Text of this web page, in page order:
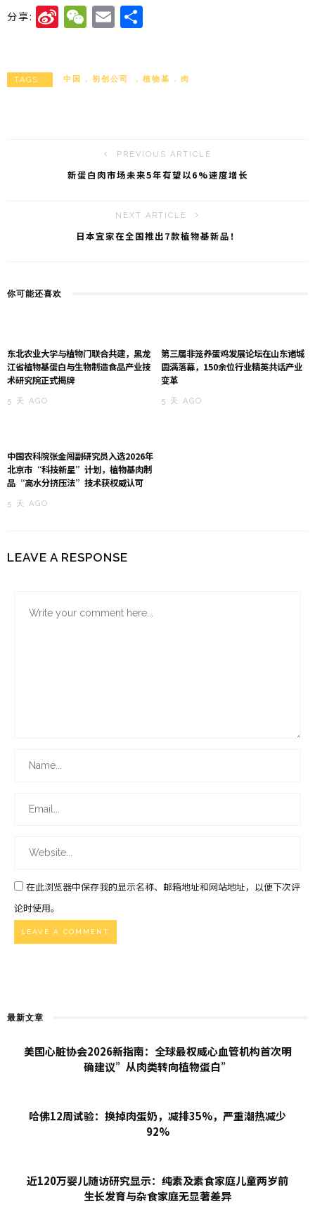
分享: Si
n
W
W
e
h
E
m
l
TAGS : 中国 初创公司 植物基 肉
PREVIOUS ARTICLE
新蛋白肉市场未来5年有望以6%速度增长
NEXT ARTICLE
日本宜家在全国推出7款植物基新品！
你可能还喜欢
东北农业大学与植物门联合共建，黑龙
江省植物基蛋白与生物制造食品产业技
术研究院正式揭牌
5 天 AGO
第三届非笼养蛋鸡发展论坛在山东诸城
圆满落幕，150余位行业精英共话产业
变革
5 天 AGO
中国农科院张金闯副研究员入选2026年
北京市“科技新星”计划，植物基肉制
品“高水分挤压法”技术获权威认可
5 天 AGO
LEAVE A RESPONSE
在此浏览器中保存我的显示名称、邮箱地址和网站地址，以便下次评
论时使用。
最新文章
美国心脏协会2026新指南：全球最权威心血管机构首次明
确建议”从肉类转向植物蛋白”
哈佛12周试验：换掉肉蛋奶，减排35%，严重潮热减少
92%
近120万婴儿随访研究显示：纯素及素食家庭儿童两岁前
生长发育与杂食家庭无显著差异